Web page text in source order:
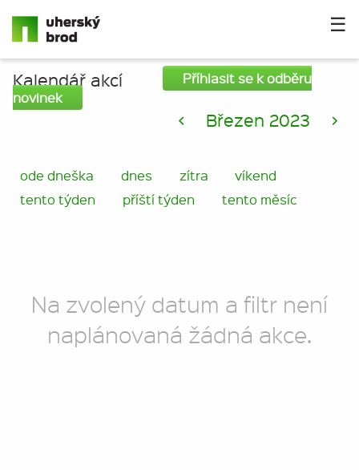
☰
Kalendář akcí
Příhlasit se k odběru
novinek
< Březen 2023 >
ode dneška dnes zítra
víkend
tento týden
příští týden tento měsíc
Na zvolený datum a filtr není
naplánovaná žádná akce.